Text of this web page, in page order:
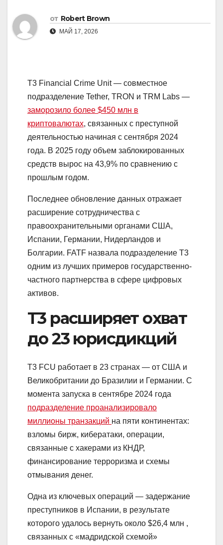
от Robert Brown
МАЙ 17, 2026
T3 Financial Crime Unit — совместное
подразделение Tether, TRON и TRM Labs —
заморозило более $450 млн в
криптовалютах, связанных с преступной
деятельностью начиная с сентября 2024
года. В 2025 году объем заблокированных
средств вырос на 43,9% по сравнению с
прошлым годом.
Последнее обновление данных отражает
расширение сотрудничества с
правоохранительными органами США,
Испании, Германии, Нидерландов и
Болгарии. FATF назвала подразделение T3
одним из лучших примеров государственно-
частного партнерства в сфере цифровых
активов.
T3 расширяет охват
до 23 юрисдикций
T3 FCU работает в 23 странах — от США и
Великобритании до Бразилии и Германии. С
момента запуска в сентябре 2024 года
подразделение проанализировало
миллионы транзакций на пяти континентах:
взломы бирж, кибератаки, операции,
связанные с хакерами из КНДР,
финансирование терроризма и схемы
отмывания денег.
Одна из ключевых операций — задержание
преступников в Испании, в результате
которого удалось вернуть около $26,4 млн ,
связанных с «мадридской схемой»